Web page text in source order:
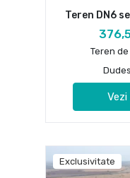
Teren DN6
Teren
Exclusivitate